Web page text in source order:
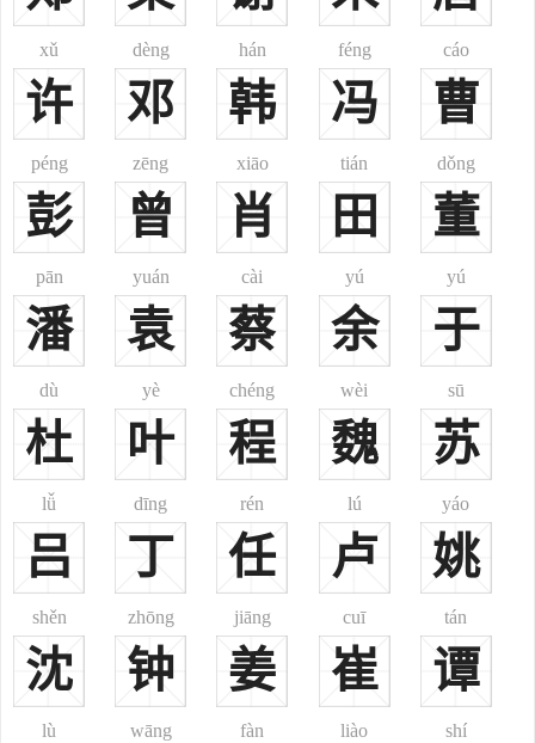
江西袁州卫都司掌印，领运守备事。乾隆2年（1737年），蒋琏出任
直隶天津镇标中军游击将军。蒋琏的五儿子蒋文耀，官至酉阳营守
备。康雍乾年间，是这支蒋姓的鼎盛时期，后来逐渐衰败。
睢州蒋氏，其先祖曾为会稽守(今杭州），自始祖宗公(江西南昌
新建县人）以大户解粮京师，时在元顺帝末年。岁次辛巳，公元1341
年，因大明兵起讨元，天下未定，祖宗公中途睢州被阻，遂落户在睢
州，定居在坊里五甲民籍，以务农为业，子孙繁衍。“宗”为1世祖。蒋
氏几代之后，随着家族人口的繁衍，睢县的蒋氏清中叶前是睢县汤、
王、袁、蒋4大姓氏之一，与其他3姓一样在睢县县城内建有宗祠，且
有清乡贤蒋奇祠。蒋家村南旧有祖茔，占地20余亩，有高祖名碑楼
等，旧时逢十月一日祭祀。其辈字70字为“宗中水顺雨，汝光奇臣玉；
万昌克可茂，性学家成矩；正志理本泰，立心行尚虑；天体荣良厚，
裔业永邦与；相示同保嘉，律时乃圣智；清宏善德高，人祖树文豪；
训勤格廉奉，教仰名金昭”。族人中涌现了一大批卓有成就有杰出贡献
的有名人士，有康熙六十年进士蒋梓；乾隆二十五年进士、工部侍郎
蒋曰纶；乾隆四十六年进士、仓场侍郎蒋予蒲；道光二年(1822）举
人、饶州府同知蒋予检；政和知县蒋周南；苏松道道员蒋荣昌；濮州
蒋泰、蒋潞；清学者蒋念学；清曾捐修建黉宫受州人赞颂的乡绅蒋武
臣等，蒋氏家族中不乏达官显贵与名臣鸿儒的人物。而三百年升平，
养之教之，富庶夙成，且世林立，人文蔚兴，遂鼎成大家。
一九四九年，蒋介石败居台湾，蒋姓族人大批随往。如今，蒋姓
xǔ
许
dèng
邓
hán
韩
féng
冯
cáo
曹
péng
彭
zēng
曾
xiāo
肖
tián
田
dǒng
董
pān
潘
yuán
袁
cài
蔡
yú
余
yú
于
dù
杜
yè
叶
chéng
程
wèi
魏
sū
苏
lǚ
吕
dīng
丁
rén
任
lú
卢
yáo
姚
shěn
沈
zhōng
钟
jiāng
姜
cuī
崔
tán
谭
lù wāng fàn liào shí